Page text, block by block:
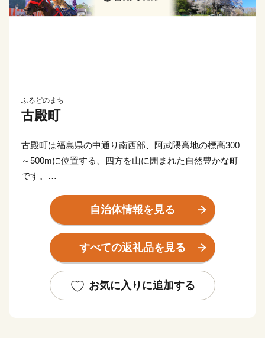
ふるどのまち
古殿町
古殿町は福島県の中通り南西部、阿武隈高地の標高300
～500mに位置する、四方を山に囲まれた自然豊かな町
です。
村が合併して誕生しました。
町名「古殿」の由来は、古より代々領主が隠居し八幡を
守護していた際に古記殿を館としていたことから、この
地を「古殿」と呼ぶようになりました。
古殿町は緑に囲まれ、良い風習を育ててきた「桜」と
「流鏑馬」の町です。
自治体情報を見る
すべての返礼品を見る
お気に入りに追加する